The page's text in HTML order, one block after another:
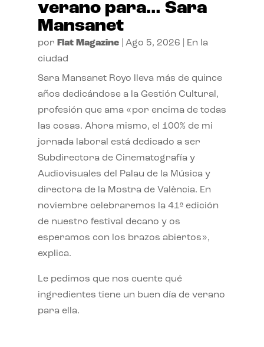
verano para… Sara
Mansanet
por Flat Magazine| Ago 5, 2026
En la
ciudad
Sara Mansanet Royo lleva más de quince
años dedicándose a la Gestión Cultural,
profesión que ama «por encima de todas
las cosas. Ahora mismo, el 100% de mi
jornada laboral está dedicado a ser
Subdirectora de Cinematografía y
Audiovisuales del Palau de la Música y
directora de la Mostra de València. En
noviembre celebraremos la 41ª edición
de nuestro festival decano y os
esperamos con los brazos abiertos»,
explica.
Le pedimos que nos cuente qué
ingredientes tiene un buen día de verano
para ella.